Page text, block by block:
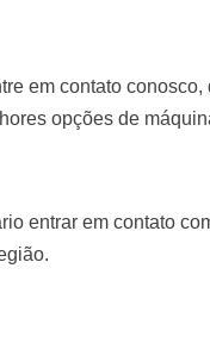
em contato
opções de
entrar em contato